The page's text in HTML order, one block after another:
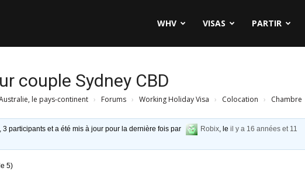
WHV VISAS PARTIR
couple Sydney CBD
le pays-continent › Forums › Working Holiday Visa › Colocation ›
Chambre
participants et a été mis à jour pour la dernière fois par Robix, leil y a 16 années et 11
5)